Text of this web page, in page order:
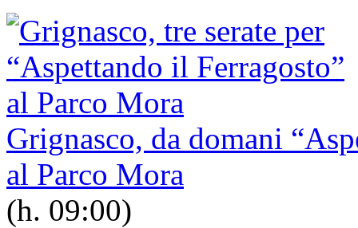
Grignasco, da domani
al Parco Mora
(h. 09:00)